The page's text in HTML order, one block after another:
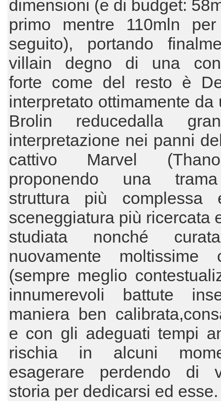
dimensioni (e di budget:
primo mentre 110mln
seguito), portando
villain degno di una
forte come del resto è
interpretato ottimamente da
Brolin reducedalla
interpretazione nei panni
cattivo Marvel
proponendo una
struttura più complessa
sceneggiatura più ricercata
studiata nonché
nuovamente moltissime
(sempre meglio
innumerevoli battute
maniera ben
e con gli adeguati tempi
rischia in alcuni
esagerare perdendo di
storia per dedicarsi ed